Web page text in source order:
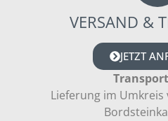
VERSAND &
JETZT
Lieferung im Umkreis